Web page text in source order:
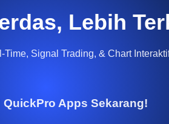
Lebih
Signal Trading, & Chart
QuickPro Apps Sekarang!